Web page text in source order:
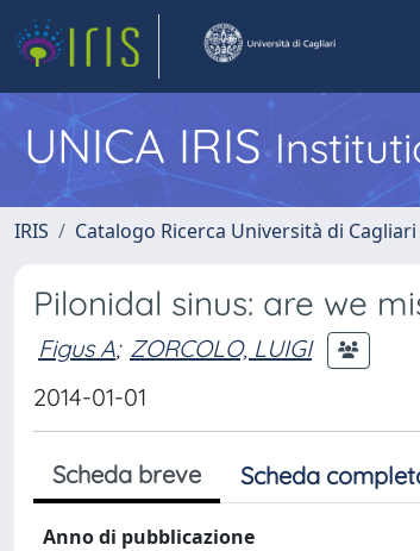
UNICA IRIS
IRIS Catalogo Ricerca Università di Cagliari
Pilonidal sinus: are we
Figus A; ZORCOLO, LUIGI
2014-01-01
Scheda breve Scheda
Anno di pubblicazione